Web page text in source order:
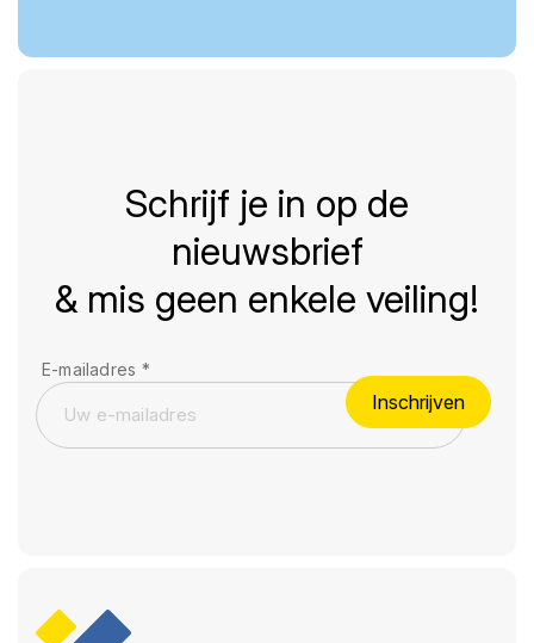
Schrijf je in op de
nieuwsbrief
& mis geen enkele veiling!
E-mailadres *
Inschrijven